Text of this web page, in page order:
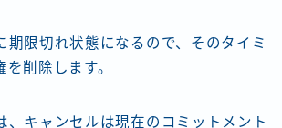
期限切れ状態になるので、そのタイミ
削除します。
、キャンセルは現在のコミットメント